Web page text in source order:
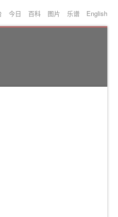
今日 百科 图片 乐谱 English